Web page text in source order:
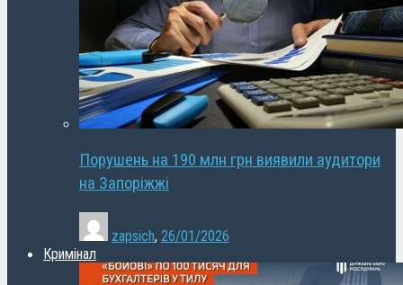
Порушень на 190 млн грн виявили аудитори
на Запоріжжі
zapsich, 26/01/2026
Кримінал